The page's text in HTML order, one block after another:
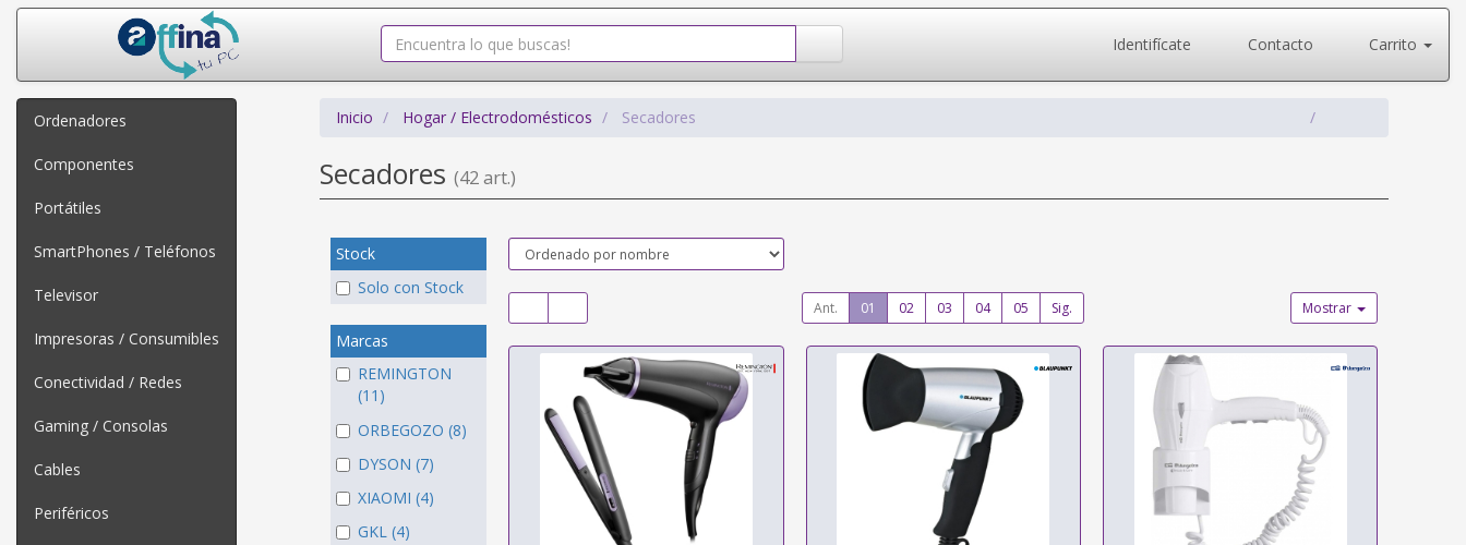
Identifícate Contacto Carrito
Ordenadores
Componentes
Portátiles
SmartPhones / Teléfonos
Televisor
Impresoras / Consumibles
Conectividad / Redes
Gaming / Consolas
Cables
Periféricos
Inicio Hogar / Electrodomésticos Secadores
Secadores (42 art.)
Stock
Solo con Stock
Marcas
REMINGTON
(11)
ORBEGOZO (8)
DYSON (7)
XIAOMI (4)
GKL (4)
Ant. 01 02 03 04 05 Sig. Mostrar